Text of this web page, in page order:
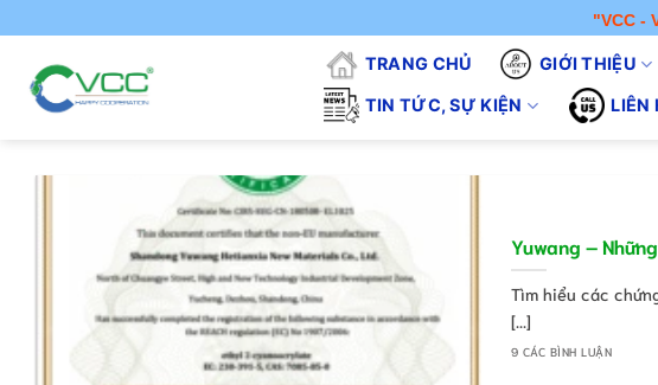
đến
dung
"VCC - VÌ
TRANG CHỦ GIỚI THIỆU
TIN TỨC, SỰ KIỆN LIÊN
Yuwang –
Tìm hiểu các
[...]
9 CÁC BÌNH LUẬN